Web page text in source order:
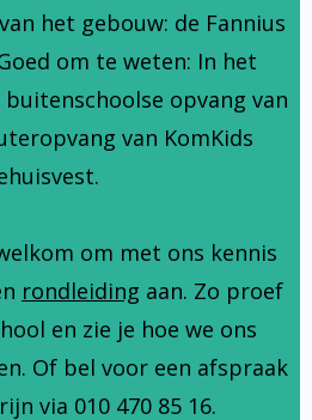
het gebouw: de Fannius
om te weten: In het
opvang van
van KomKids
om met ons kennis
rondleiding aan. Zo proef
en zie je hoe we ons
Of bel voor een afspraak
via 010 470 85 16.